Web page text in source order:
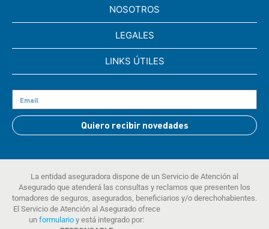
NOSOTROS
LEGALES
LINKS ÚTILES
Quiero recibir novedades
La entidad aseguradora dispone de un Servicio de Atención al
Asegurado que atenderá las consultas y reclamos que presenten los
tomadores de seguros, asegurados, beneficiarios y/o derechohabientes.
El Servicio de Atención al Asegurado ofrece
un formulario y está integrado por: